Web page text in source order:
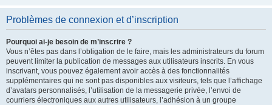
Problèmes de connexion et d’inscription
Pourquoi ai-je besoin de m’inscrire ?
Vous n’êtes pas dans l’obligation de le faire, mais les administrateurs du forum
peuvent limiter la publication de messages aux utilisateurs inscrits. En vous
inscrivant, vous pouvez également avoir accès à des fonctionnalités
supplémentaires qui ne sont pas disponibles aux visiteurs, tels que l’affichage
d’avatars personnalisés, l’utilisation de la messagerie privée, l’envoi de
courriers électroniques aux autres utilisateurs, l’adhésion à un groupe